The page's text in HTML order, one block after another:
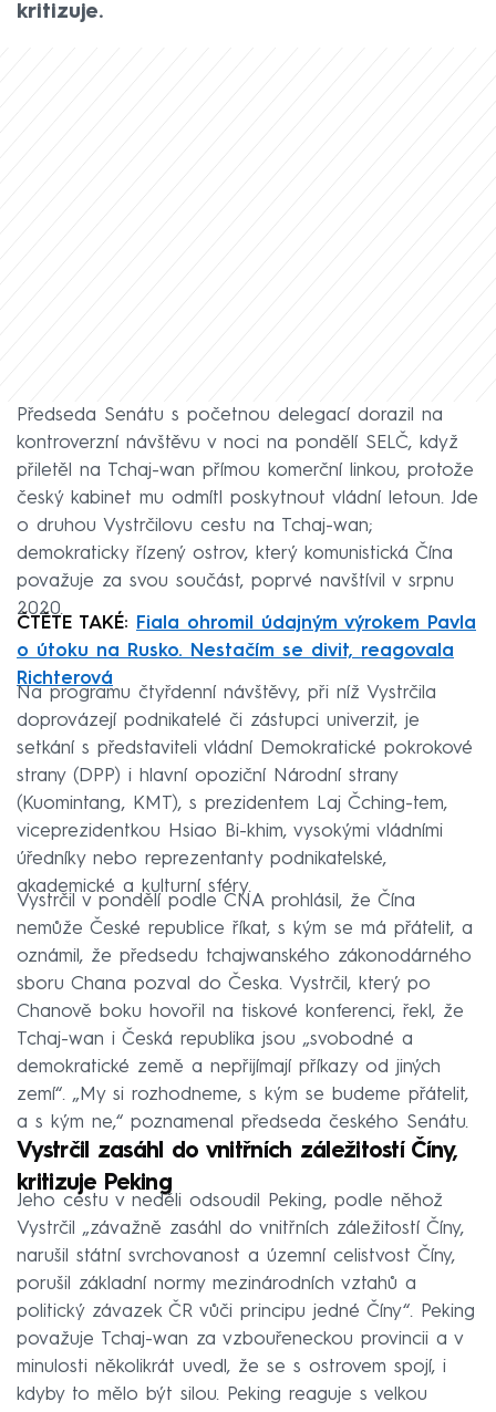
kritizuje.
Předseda Senátu s početnou delegací dorazil na
kontroverzní návštěvu v noci na pondělí SELČ, když
přiletěl na Tchaj-wan přímou komerční linkou, protože
český kabinet mu odmítl poskytnout vládní letoun. Jde
o druhou Vystrčilovu cestu na Tchaj-wan;
demokraticky řízený ostrov, který komunistická Čína
považuje za svou součást, poprvé navštívil v srpnu
2020.
ČTĚTE TAKÉ: Fiala ohromil údajným výrokem Pavla
o útoku na Rusko. Nestačím se divit, reagovala
Richterová
Na programu čtyřdenní návštěvy, při níž Vystrčila
doprovázejí podnikatelé či zástupci univerzit, je
setkání s představiteli vládní Demokratické pokrokové
strany (DPP) i hlavní opoziční Národní strany
(Kuomintang, KMT), s prezidentem Laj Čching-tem,
viceprezidentkou Hsiao Bi-khim, vysokými vládními
úředníky nebo reprezentanty podnikatelské,
akademické a kulturní sféry.
Vystrčil v pondělí podle CNA prohlásil, že Čína
nemůže České republice říkat, s kým se má přátelit, a
oznámil, že předsedu tchajwanského zákonodárného
sboru Chana pozval do Česka. Vystrčil, který po
Chanově boku hovořil na tiskové konferenci, řekl, že
Tchaj-wan i Česká republika jsou „svobodné a
demokratické země a nepřijímají příkazy od jiných
zemí“. „My si rozhodneme, s kým se budeme přátelit,
a s kým ne,“ poznamenal předseda českého Senátu.
Vystrčil zasáhl do vnitřních záležitostí Číny,
kritizuje Peking
Jeho cestu v neděli odsoudil Peking, podle něhož
Vystrčil „závažně zasáhl do vnitřních záležitostí Číny,
narušil státní svrchovanost a územní celistvost Číny,
porušil základní normy mezinárodních vztahů a
politický závazek ČR vůči principu jedné Číny“. Peking
považuje Tchaj-wan za vzbouřeneckou provincii a v
minulosti několikrát uvedl, že se s ostrovem spojí, i
kdyby to mělo být silou. Peking reaguje s velkou